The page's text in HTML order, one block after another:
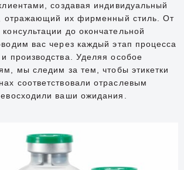
создавая индивидуальный
отражающий их фирменный стиль. От
до окончательной
вас через каждый этап процесса
производства. Уделяя особое
мы следим за тем, чтобы этикетки
соответствовали отраслевым
ваши ожидания.